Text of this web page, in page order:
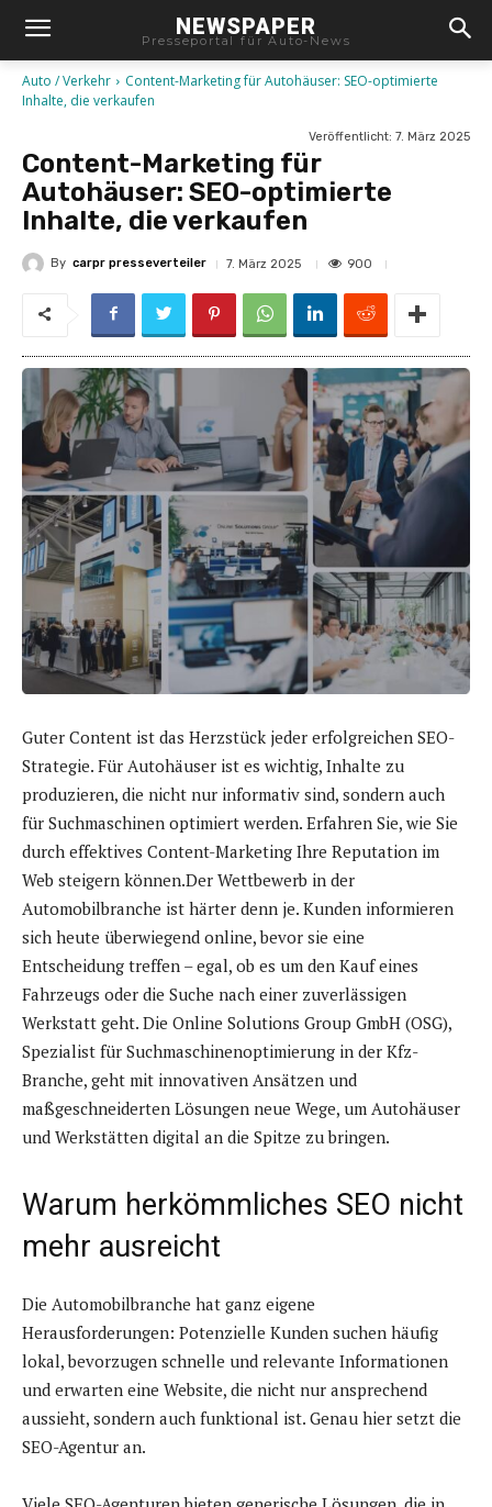
NEWSPAPER
Presseportal für Auto-News
Auto / Verkehr
Content-Marketing für Autohäuser: SEO-optimierte
Inhalte, die verkaufen
Veröffentlicht: 7. März 2025
Content-Marketing für
Autohäuser: SEO-optimierte
Inhalte, die verkaufen
By carpr presseverteiler 7. März 2025 900
Guter Content ist das Herzstück jeder erfolgreichen SEO-
Strategie. Für Autohäuser ist es wichtig, Inhalte zu
produzieren, die nicht nur informativ sind, sondern auch
für Suchmaschinen optimiert werden. Erfahren Sie, wie Sie
durch effektives Content-Marketing Ihre Reputation im
Web steigern können.Der Wettbewerb in der
Automobilbranche ist härter denn je. Kunden informieren
sich heute überwiegend online, bevor sie eine
Entscheidung treffen – egal, ob es um den Kauf eines
Fahrzeugs oder die Suche nach einer zuverlässigen
Werkstatt geht. Die Online Solutions Group GmbH (OSG),
Spezialist für Suchmaschinenoptimierung in der Kfz-
Branche, geht mit innovativen Ansätzen und
maßgeschneiderten Lösungen neue Wege, um Autohäuser
und Werkstätten digital an die Spitze zu bringen.
Warum herkömmliches SEO nicht
mehr ausreicht
Die Automobilbranche hat ganz eigene
Herausforderungen: Potenzielle Kunden suchen häufig
lokal, bevorzugen schnelle und relevante Informationen
und erwarten eine Website, die nicht nur ansprechend
aussieht, sondern auch funktional ist. Genau hier setzt die
SEO-Agentur an.